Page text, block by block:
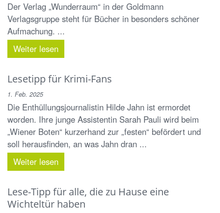
Der Verlag „Wunderraum“ in der Goldmann
Verlagsgruppe steht für Bücher in besonders schöner
Aufmachung. ...
Weiter lesen
Lesetipp für Krimi-Fans
1. Feb. 2025
Die Enthüllungsjournalistin Hilde Jahn ist ermordet
worden. Ihre junge Assistentin Sarah Pauli wird beim
„Wiener Boten“ kurzerhand zur „festen“ befördert und
soll herausfinden, an was Jahn dran ...
Weiter lesen
Lese-Tipp für alle, die zu Hause eine
Wichteltür haben